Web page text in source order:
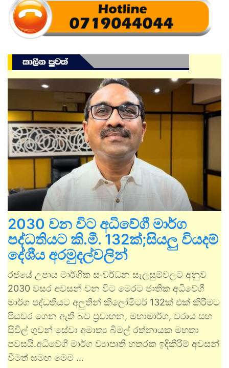
2030 වන විට අධිවේගී මාර්ග
පද්ධතියට කි.මී. 132ක්;සියලු වියදම්
දේශීය අරමුදල්වලින්
රජයේ උපාය මාර්ගික සංවර්ධන සැලසුම්වලට අනුව
2030 වසර අවසන් වන විට මෙරට ජාතික අධිවේගී
මාර්ග පද්ධතියට අලුතින් කිලෝමීටර් 132ක් එක් කිරීමට
පියවර ගෙන ඇති බව ප්‍රවාහන, මහාමාර්ග, වරාය සහ
සිවිල් ගුවන් සේවා අමාත්‍ය බිමල් රත්නායක මහතා
පවසයි.අධිවේගී මාර්ග ව්‍යාපෘති හතරක ඉදිකිරීම් අවසන්
වීමත් සමඟ මෙම …